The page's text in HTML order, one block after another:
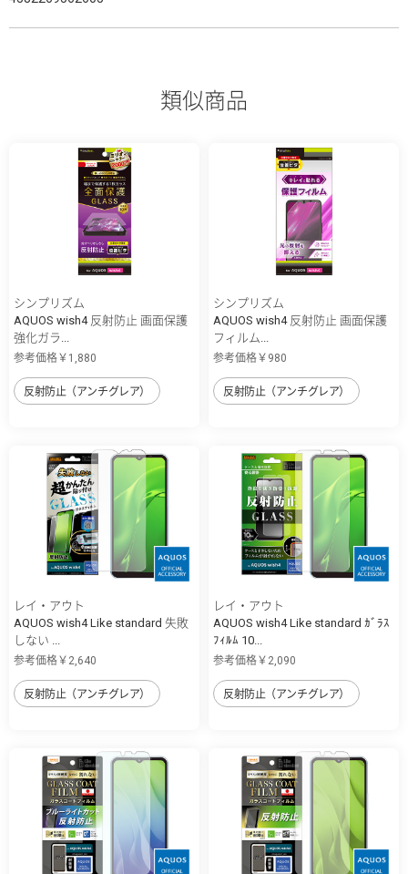
類似商品
シンプリズム
AQUOS wish4 反射防止 画面保護
強化ガラ...
参考価格￥1,880
反射防止（アンチグレア）
シンプリズム
AQUOS wish4 反射防止 画面保護
フィルム...
参考価格￥980
反射防止（アンチグレア）
レイ・アウト
AQUOS wish4 Like standard 失敗
しない ...
参考価格￥2,640
反射防止（アンチグレア）
レイ・アウト
AQUOS wish4 Like standard ｶﾞﾗｽ
ﾌｨﾙﾑ 10...
参考価格￥2,090
反射防止（アンチグレア）